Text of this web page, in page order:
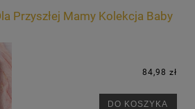
Przyszłej Mamy Kolekcja Baby
84,98 zł
DO KOSZYKA